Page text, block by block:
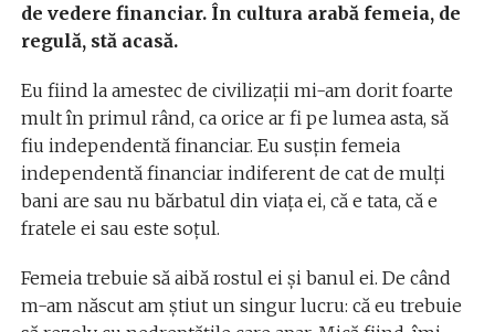
de vedere financiar. În cultura arabă femeia, de
regulă, stă acasă.
Eu fiind la amestec de civilizații mi-am dorit foarte
mult în primul rând, ca orice ar fi pe lumea asta, să
fiu independentă financiar. Eu susțin femeia
independentă financiar indiferent de cat de mulți
bani are sau nu bărbatul din viața ei, că e tata, că e
fratele ei sau este soțul.
Femeia trebuie să aibă rostul ei și banul ei. De când
m-am născut am știut un singur lucru: că eu trebuie